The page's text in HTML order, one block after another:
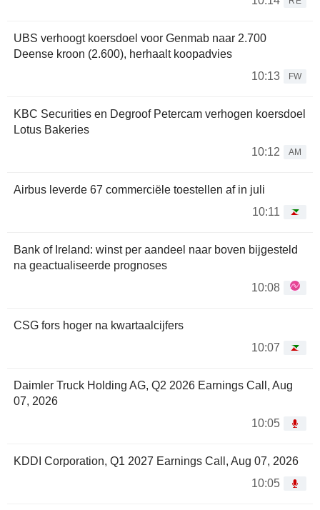
UBS verhoogt koersdoel voor Genmab naar 2.700
Deense kroon (2.600), herhaalt koopadvies
10:13
FW
KBC Securities en Degroof Petercam verhogen koersdoel
Lotus Bakeries
10:12
AM
Airbus leverde 67 commerciële toestellen af in juli
10:11
Bank of Ireland: winst per aandeel naar boven bijgesteld
na geactualiseerde prognoses
10:08
CSG fors hoger na kwartaalcijfers
10:07
Daimler Truck Holding AG, Q2 2026 Earnings Call, Aug
07, 2026
10:05
KDDI Corporation, Q1 2027 Earnings Call, Aug 07, 2026
10:05